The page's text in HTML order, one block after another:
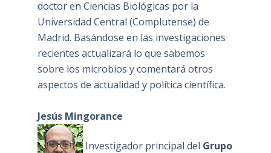
doctor en Ciencias Biológicas por la
Universidad Central (Complutense) de
Madrid. Basándose en las investigaciones
recientes actualizará lo que sabemos
sobre los microbios y comentará otros
aspectos de actualidad y política científica.
Jesús Mingorance
Investigador principal del Grupo